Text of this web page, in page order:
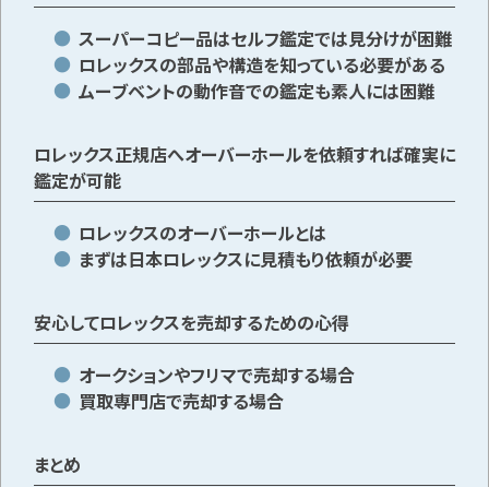
スーパーコピー品はセルフ鑑定では見分けが困難
ロレックスの部品や構造を知っている必要がある
ムーブベントの動作音での鑑定も素人には困難
ロレックス正規店へオーバーホールを依頼すれば確実に
鑑定が可能
ロレックスのオーバーホールとは
まずは日本ロレックスに見積もり依頼が必要
安心してロレックスを売却するための心得
オークションやフリマで売却する場合
買取専門店で売却する場合
まとめ